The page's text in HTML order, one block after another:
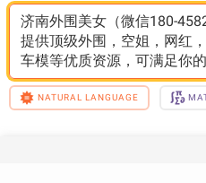
济南外围美女（微信180-
提供顶级外围，空姐，网红，
车模等优质资源，可满足你
NATURAL LANGUAGE